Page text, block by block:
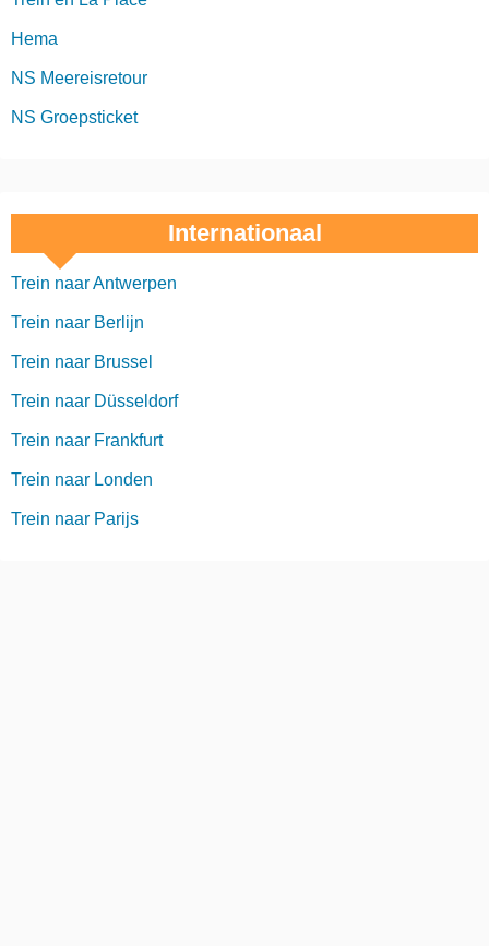
Hema
NS Meereisretour
NS Groepsticket
Internationaal
Trein naar Antwerpen
Trein naar Berlijn
Trein naar Brussel
Trein naar Düsseldorf
Trein naar Frankfurt
Trein naar Londen
Trein naar Parijs